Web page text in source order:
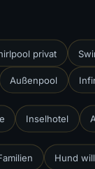
privat
Außenpool
Inselhotel
Hund
★★★★★
Spa